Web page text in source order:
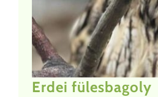
Erdei fülesbagoly